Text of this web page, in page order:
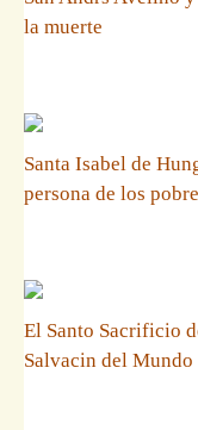
la muerte
Santa Isabel de
persona de los
El Santo Sacrificio
Salvacin del Mundo